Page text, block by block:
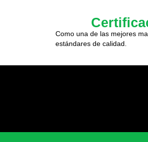
Como una de las mejores
estándares de calidad.